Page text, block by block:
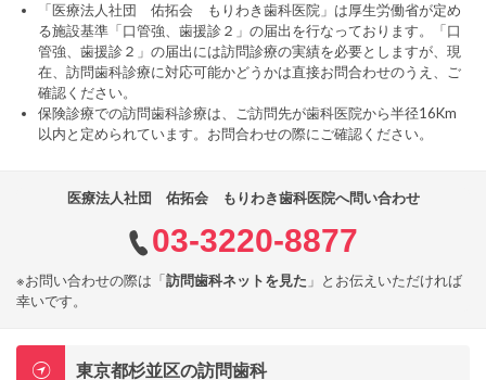
「医療法人社団 佑拓会 もりわき歯科医院」は厚生労働省が定め
る施設基準「口管強、歯援診２」の届出を行なっております。「口
管強、歯援診２」の届出には訪問診療の実績を必要としますが、現
在、訪問歯科診療に対応可能かどうかは直接お問合わせのうえ、ご
確認ください。
保険診療での訪問歯科診療は、ご訪問先が歯科医院から半径16Km
以内と定められています。お問合わせの際にご確認ください。
医療法人社団 佑拓会 もりわき歯科医院へ問い合わせ
03-3220-8877
※お問い合わせの際は「訪問歯科ネットを見た 」とお伝えいただければ
幸いです。
東京都杉並区の訪問歯科